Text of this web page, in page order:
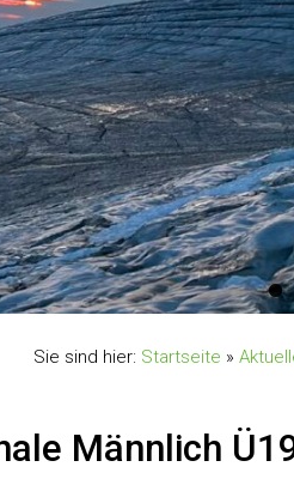
Sie sind hier: Startseite »
Männlich